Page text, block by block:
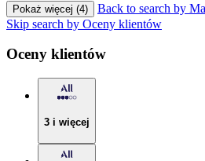
Pokaż więcej (4)
Back to search by
Skip search by Oceny klientów
Oceny klientów
3 i więcej